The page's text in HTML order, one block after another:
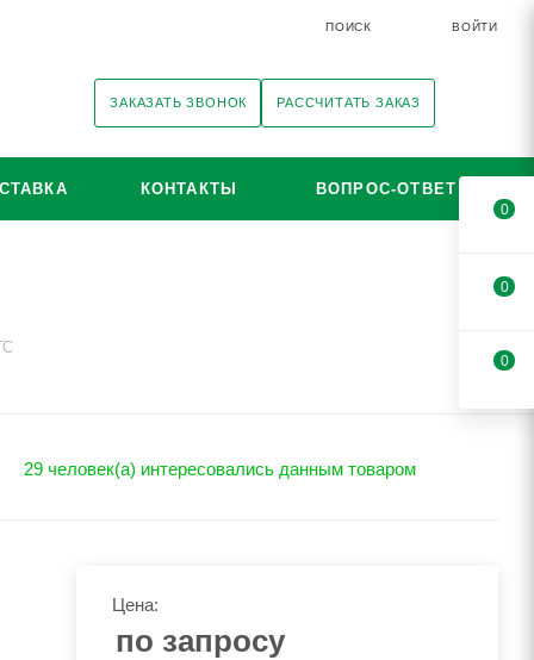
ПОИСК ВОЙТИ
ЗАКАЗАТЬ ЗВОНОК РАССЧИТАТЬ ЗАКАЗ
КОНТАКТЫ ВОПРОС-ОТВЕТ
29 человек(а) интересовались данным товаром
Цена:
по запросу
0
0
0